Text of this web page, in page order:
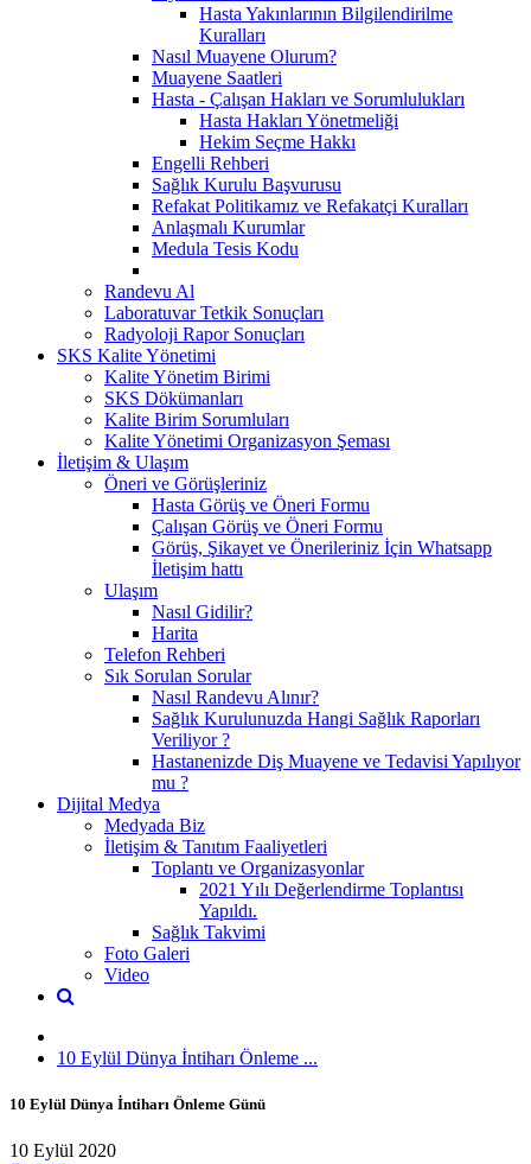
Hasta Yakınlarının Bilgilendirilme
Kuralları
Nasıl Muayene Olurum?
Muayene Saatleri
Hasta - Çalışan Hakları ve Sorumlulukları
Hasta Hakları Yönetmeliği
Hekim Seçme Hakkı
Engelli Rehberi
Sağlık Kurulu Başvurusu
Refakat Politikamız ve Refakatçi Kuralları
Anlaşmalı Kurumlar
Medula Tesis Kodu
Randevu Al
Laboratuvar Tetkik Sonuçları
Radyoloji Rapor Sonuçları
SKS Kalite Yönetimi
Kalite Yönetim Birimi
SKS Dökümanları
Kalite Birim Sorumluları
Kalite Yönetimi Organizasyon Şeması
İletişim & Ulaşım
Öneri ve Görüşleriniz
Hasta Görüş ve Öneri Formu
Çalışan Görüş ve Öneri Formu
Görüş, Şikayet ve Önerileriniz İçin Whatsapp
İletişim hattı
Ulaşım
Nasıl Gidilir?
Harita
Telefon Rehberi
Sık Sorulan Sorular
Nasıl Randevu Alınır?
Sağlık Kurulunuzda Hangi Sağlık Raporları
Veriliyor ?
Hastanenizde Diş Muayene ve Tedavisi Yapılıyor
mu ?
Dijital Medya
Medyada Biz
İletişim & Tanıtım Faaliyetleri
Toplantı ve Organizasyonlar
2021 Yılı Değerlendirme Toplantısı
Yapıldı.
Sağlık Takvimi
Foto Galeri
Video
10 Eylül Dünya İntiharı Önleme ...
10 Eylül Dünya İntiharı Önleme Günü
10 Eylül 2020